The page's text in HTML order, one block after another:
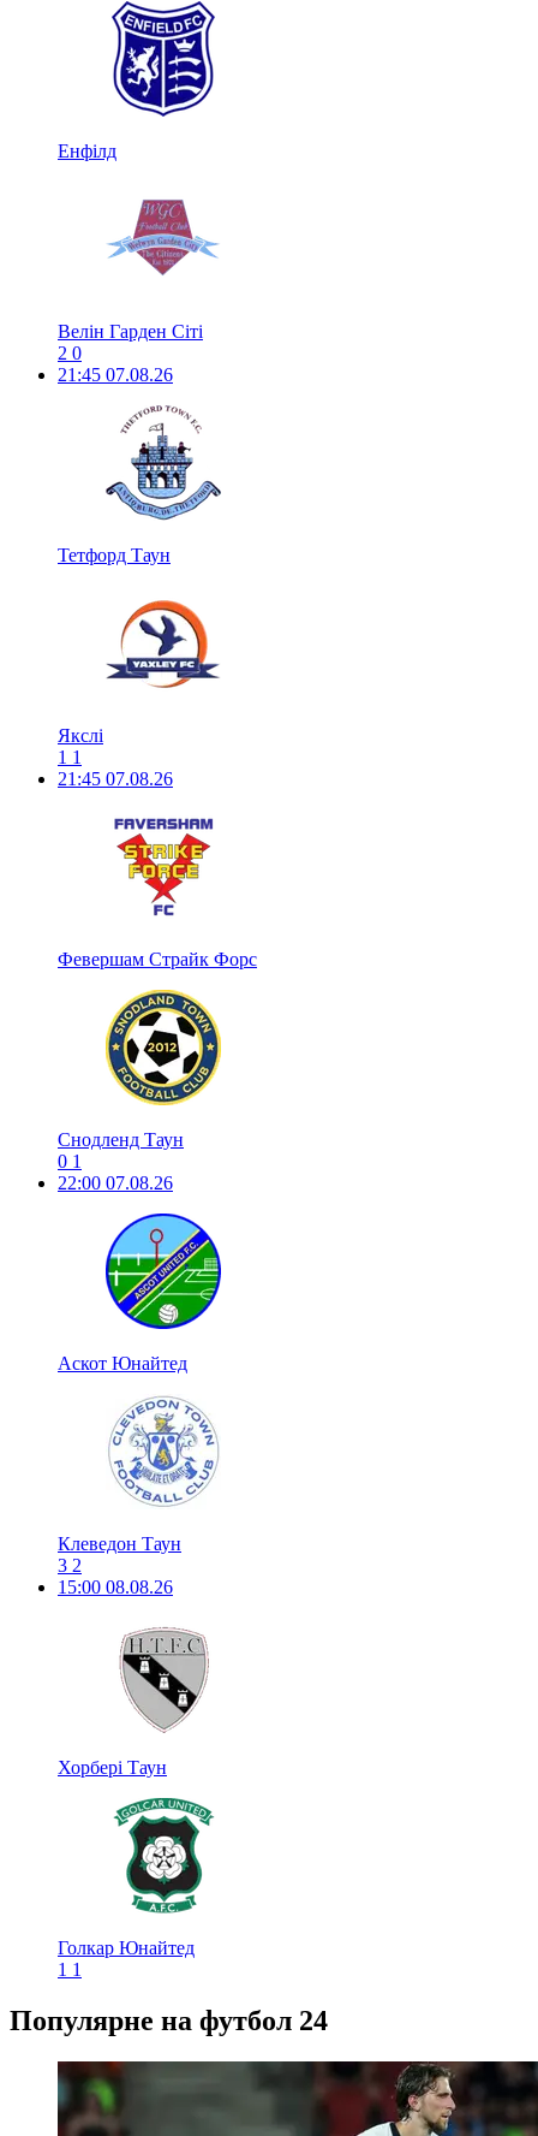
Енфілд
Велін Гарден Сіті
2 0
21:45 07.08.26
Тетфорд Таун
Якслі
1 1
21:45 07.08.26
Февершам Страйк Форс
Снодленд Таун
0 1
22:00 07.08.26
Аскот Юнайтед
Клеведон Таун
3 2
15:00 08.08.26
Хорбері Таун
Голкар Юнайтед
1 1
Популярне на футбол 24